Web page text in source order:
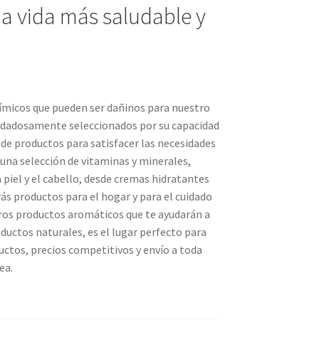
vida más saludable y
que pueden ser dañinos para nuestro
seleccionados por su capacidad
productos para satisfacer las necesidades
selección de vitaminas y minerales,
y el cabello, desde cremas hidratantes
productos para el hogar y para el cuidado
productos aromáticos que te ayudarán a
naturales, es el lugar perfecto para
precios competitivos y envío a toda